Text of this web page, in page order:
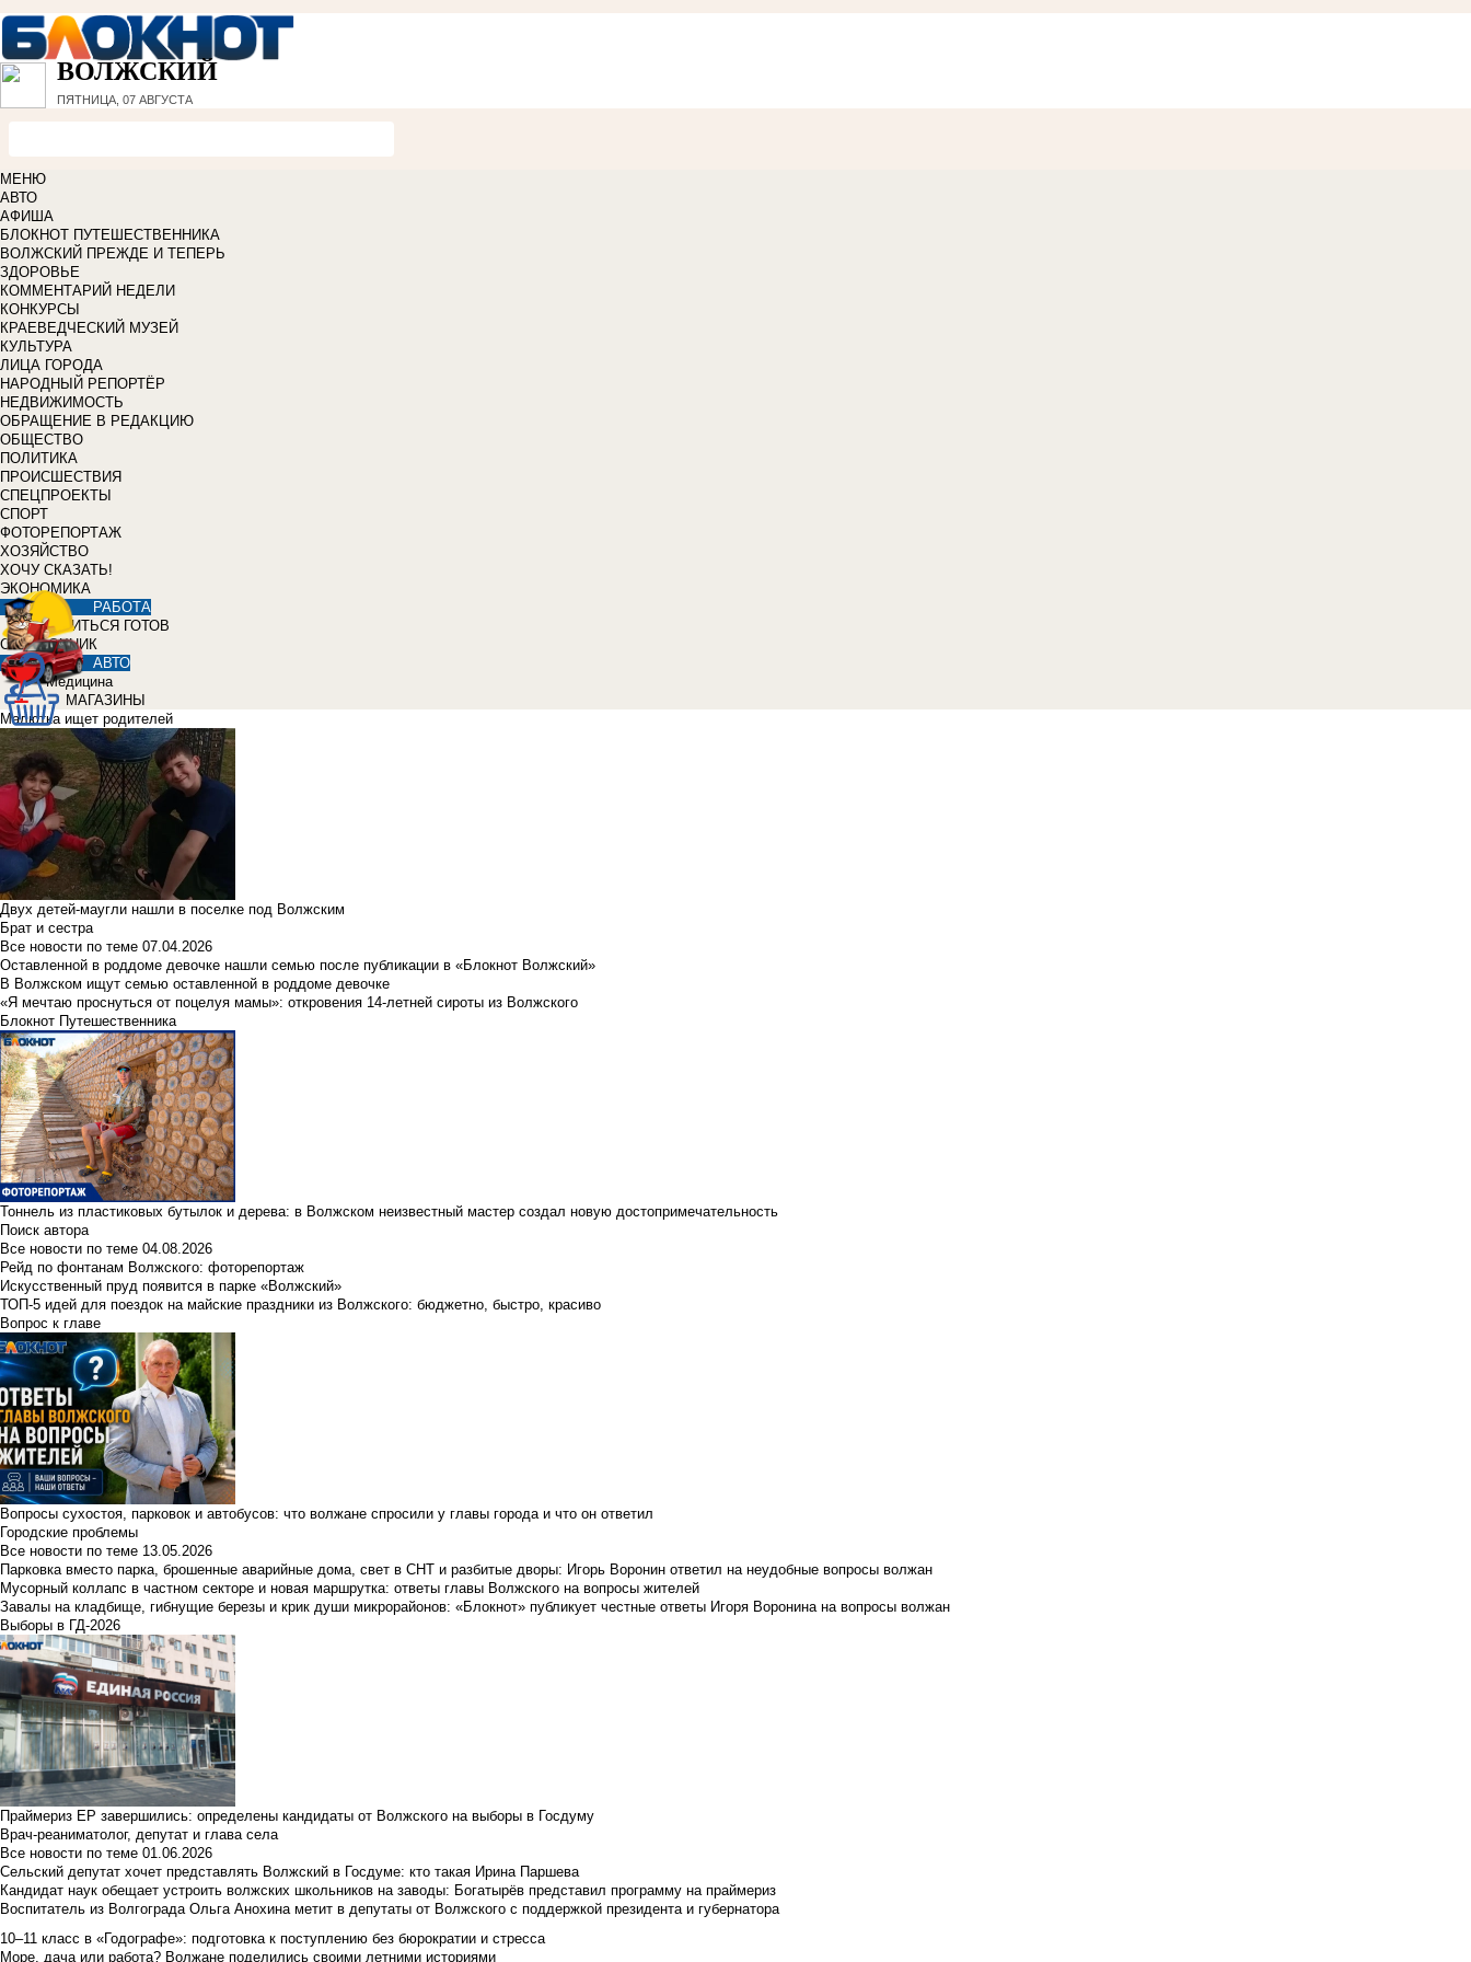
ВОЛЖСКИЙ
ПЯТНИЦА, 07 АВГУСТА
МЕНЮ
АВТО
АФИША
БЛОКНОТ ПУТЕШЕСТВЕННИКА
ВОЛЖСКИЙ ПРЕЖДЕ И ТЕПЕРЬ
ЗДОРОВЬЕ
КОММЕНТАРИЙ НЕДЕЛИ
КОНКУРСЫ
КРАЕВЕДЧЕСКИЙ МУЗЕЙ
КУЛЬТУРА
ЛИЦА ГОРОДА
НАРОДНЫЙ РЕПОРТЁР
НЕДВИЖИМОСТЬ
ОБРАЩЕНИЕ В РЕДАКЦИЮ
ОБЩЕСТВО
ПОЛИТИКА
ПРОИСШЕСТВИЯ
СПЕЦПРОЕКТЫ
СПОРТ
ФОТОРЕПОРТАЖ
ХОЗЯЙСТВО
ХОЧУ СКАЗАТЬ!
ЭКОНОМИКА
РАБОТА
УЧИТЬСЯ ГОТОВ
СПРАВОЧНИК
АВТО
Медицина
МАГАЗИНЫ
Малютка ищет родителей
Двух детей-маугли нашли в поселке под Волжским
Брат и сестра
Все новости по теме 07.04.2026
Оставленной в роддоме девочке нашли семью после публикации в «Блокнот Волжский»
В Волжском ищут семью оставленной в роддоме девочке
«Я мечтаю проснуться от поцелуя мамы»: откровения 14-летней сироты из Волжского
Блокнот Путешественника
Тоннель из пластиковых бутылок и дерева: в Волжском неизвестный мастер создал новую достопримечательность
Поиск автора
Все новости по теме 04.08.2026
Рейд по фонтанам Волжского: фоторепортаж
Искусственный пруд появится в парке «Волжский»
ТОП-5 идей для поездок на майские праздники из Волжского: бюджетно, быстро, красиво
Вопрос к главе
Вопросы сухостоя, парковок и автобусов: что волжане спросили у главы города и что он ответил
Городские проблемы
Все новости по теме 13.05.2026
Парковка вместо парка, брошенные аварийные дома, свет в СНТ и разбитые дворы: Игорь Воронин ответил на неудобные вопросы волжан
Мусорный коллапс в частном секторе и новая маршрутка: ответы главы Волжского на вопросы жителей
Завалы на кладбище, гибнущие березы и крик души микрорайонов: «Блокнот» публикует честные ответы Игоря Воронина на вопросы волжан
Выборы в ГД-2026
Праймериз ЕР завершились: определены кандидаты от Волжского на выборы в Госдуму
Врач-реаниматолог, депутат и глава села
Все новости по теме 01.06.2026
Сельский депутат хочет представлять Волжский в Госдуме: кто такая Ирина Паршева
Кандидат наук обещает устроить волжских школьников на заводы: Богатырёв представил программу на праймериз
Воспитатель из Волгограда Ольга Анохина метит в депутаты от Волжского с поддержкой президента и губернатора
10–11 класс в «Годографе»: подготовка к поступлению без бюрократии и стресса
Море, дача или работа? Волжане поделились своими летними историями